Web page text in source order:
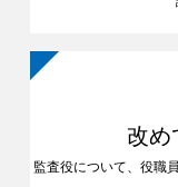
改め
監査役について、役職